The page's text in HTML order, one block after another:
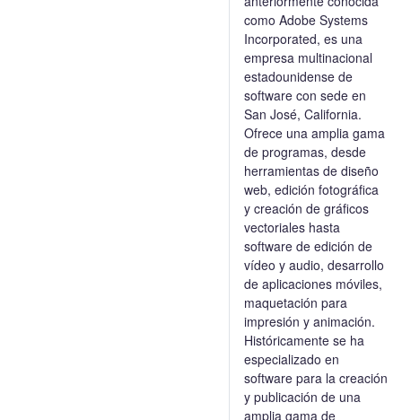
como Adobe Systems
Incorporated, es una
empresa multinacional
estadounidense de
software con sede en
San José, California.
Ofrece una amplia gama
de programas, desde
herramientas de diseño
web, edición fotográfica
y creación de gráficos
vectoriales hasta
software de edición de
vídeo y audio, desarrollo
de aplicaciones móviles,
maquetación para
impresión y animación.
Históricamente se ha
especializado en
software para la creación
y publicación de una
amplia gama de